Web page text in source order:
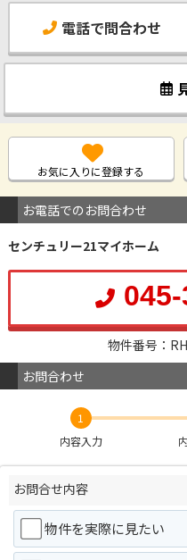
電話で問合わせ
お気に入りに登録する
お電話でのお問合わせ
センチュリー21マイホーム
物件番号：
お問合わせ
1
内容入力
お問合せ内容
物件を実際に見たい